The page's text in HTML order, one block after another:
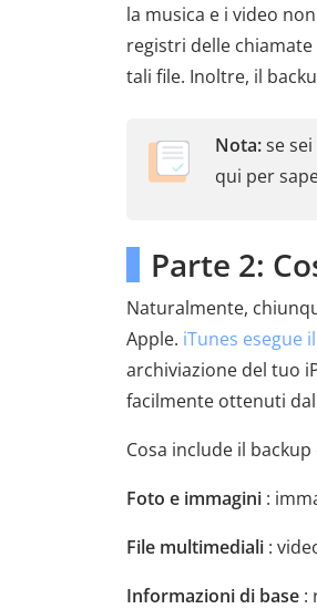
la musica e i video
registri delle
tali file. Inoltre, il
Nota:se
qui per
Parte 2:
Naturalmente,
Apple. iTunes esegue
archiviazione del tuo
facilmente ottenuti
Cosa include il
Foto e immagini :
File multimediali :
Informazioni di base :